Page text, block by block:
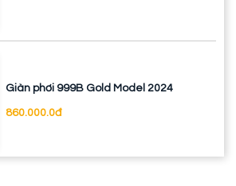
Giàn phơi 999B Gold Model 2024
860.000.0đ